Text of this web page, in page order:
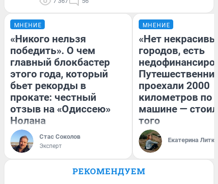
МНЕНИЕ
«Никого нельзя
победить». О чем
главный блокбастер
этого года, который
бьет рекорды в
прокате: честный
отзыв на «Одиссею»
Нолана
Стас Соколов
Эксперт
МНЕНИЕ
«Нет
городов, есть
проехали 2000
километров по
машине —
того
Екатерина
РЕКОМЕНДУЕМ